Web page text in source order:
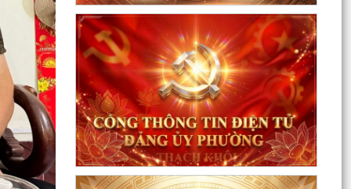
Quyết định Về việc Ban hành Quy chế quản lý và
sử dụng nguồn công đức tại các di tích trên địa...
Quyết định Về việc ban hành Quy chế hoạt động
của Ban Quản lý di tích Phường Thạch Khôi,
thành phố...
UBND phường tổ chức phiên họp tháng 8/2026
(lần 1).
Kế hoạch tổ chức Hội nghị tuyên truyền, phổ